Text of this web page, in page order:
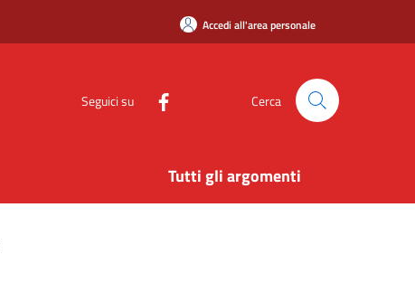
Accedi all'area personale
Seguici su Cerca
Tutti gli argomenti